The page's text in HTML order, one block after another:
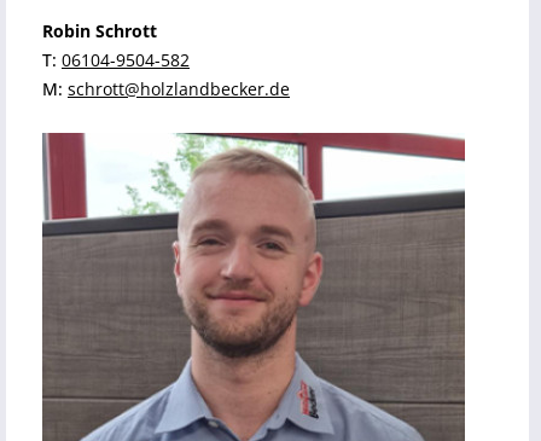
Robin Schrott
T: 06104-9504-582
M: schrott@holzlandbecker.de